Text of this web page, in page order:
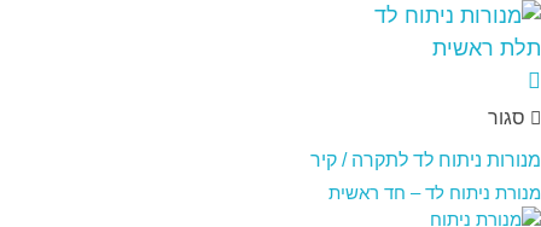
בְּאֲתָר
זֶה
מֻפְעֶלֶת
"נָגִישׁ
בִּקְלִיק"
הַמְּסַיַּעַת
לִנְגִישׁוּת
סגור
מנורות ניתוח לד לתקרה / קיר
מנורת ניתוח לד – חד ראשית